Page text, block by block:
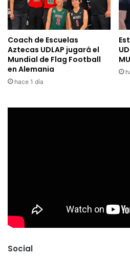
Coach de Escuelas
Aztecas UDLAP jugará el
Mundial de Flag Football
en Alemania
hace 1 día
Social